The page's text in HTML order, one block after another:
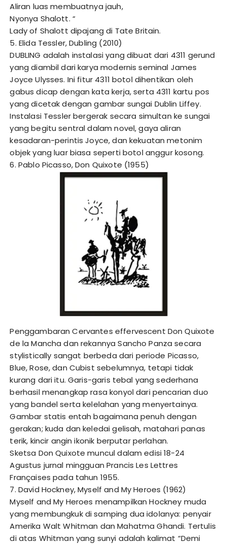
Aliran luas membuatnya jauh,
Nyonya Shalott. “
Lady of Shalott dipajang di Tate Britain.
5. Elida Tessler, Dubling (2010)
DUBLING adalah instalasi yang dibuat dari 4311 gerund
yang diambil dari karya modernis seminal James
Joyce Ulysses. Ini fitur 4311 botol dihentikan oleh
gabus dicap dengan kata kerja, serta 4311 kartu pos
yang dicetak dengan gambar sungai Dublin Liffey.
Instalasi Tessler bergerak secara simultan ke sungai
yang begitu sentral dalam novel, gaya aliran
kesadaran-perintis Joyce, dan kekuatan metonim
objek yang luar biasa seperti botol anggur kosong.
6. Pablo Picasso, Don Quixote (1955)
Penggambaran Cervantes effervescent Don Quixote
de la Mancha dan rekannya Sancho Panza secara
stylistically sangat berbeda dari periode Picasso,
Blue, Rose, dan Cubist sebelumnya, tetapi tidak
kurang dari itu. Garis-garis tebal yang sederhana
berhasil menangkap rasa konyol dari pencarian duo
yang bandel serta kelelahan yang menyertainya.
Gambar statis entah bagaimana penuh dengan
gerakan; kuda dan keledai gelisah, matahari panas
terik, kincir angin ikonik berputar perlahan.
Sketsa Don Quixote muncul dalam edisi 18-24
Agustus jurnal mingguan Prancis Les Lettres
Françaises pada tahun 1955.
7. David Hockney, Myself and My Heroes (1962)
Myself and My Heroes menampilkan Hockney muda
yang membungkuk di samping dua idolanya: penyair
Amerika Walt Whitman dan Mahatma Ghandi. Tertulis
di atas Whitman yang sunyi adalah kalimat “Demi